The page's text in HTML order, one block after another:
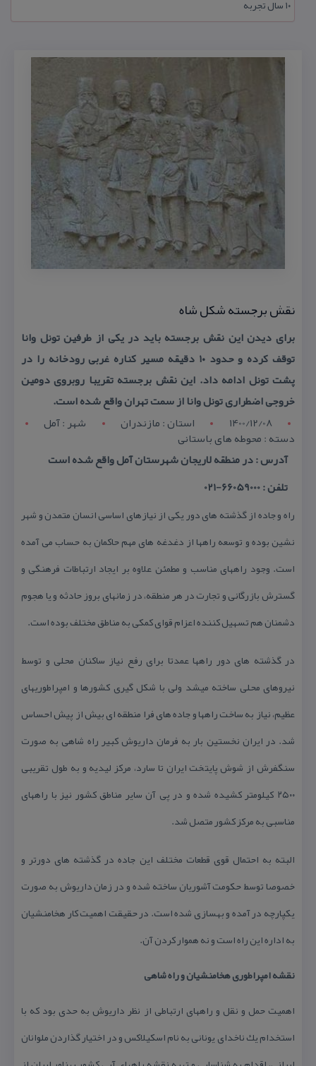
۱۰ سال تجربه
نقش برجسته شكل شاه
برای دیدن این نقش برجسته باید در یكی از طرفین تونل وانا
توقف كرده و حدود ۱۰ دقیقه مسیر كناره غربی رودخانه را در
پشت تونل ادامه داد. این نقش برجسته تقریبا روبروی دومین
خروجی اضطراری تونل وانا از سمت تهران واقع شده است.
1400/12/08
استان : مازندران شهر : آمل
دسته : محوطه های باستانی
آدرس : در منطقه لاریجان شهرستان آمل واقع شده است
تلفن : 66059000-021
راه و جاده از گذشته های دور یكی از نیازهای اساسی انسان متمدن و شهر
نشین بوده و توسعه راهها از دغدغه های مهم حاكمان به حساب می آمده
است. وجود راههای مناسب و مطمئن علاوه بر ایجاد ارتباطات فرهنگی و
گسترش بازرگانی و تجارت در هر منطقه، در زمانهای بروز حادثه و یا هجوم
دشمنان هم تسهیل كننده اعزام قوای كمكی به مناطق مختلف بوده است.
در گذشته های دور راهها عمدتا برای رفع نیاز ساكنان محلی و توسط
نیروهای محلی ساخته میشد ولی با شكل گیری كشورها و امپراطوریهای
عظیم، نیاز به ساخت راهها و جاده های فرا منطقه ای بیش از پیش احساس
شد. در ایران نخستین بار به فرمان داریوش كبیر راه شاهی به صورت
سنگفرش از شوش پایتخت ایران تا سارد، مركز لیدیه و به طول تقریبی
۲۵۰۰ كیلومتر كشیده شده و در پی آن سایر مناطق كشور نیز با راههای
مناسبی به مركز كشور متصل شد.
البته به احتمال قوی قطعات مختلف این جاده در گذشته های دورتر و
خصوصا توسط حكومت آشوریان ساخته شده و در زمان داریوش به صورت
یكپارچه در آمده و بهسازی شده است. در حقیقت اهمیت كار هخامنشیان
به اداره این راه است و نه هموار كردن آن.
نقشه امپراطوری هخامنشیان و راه شاهی
اهمیت حمل و نقل و راههای ارتباطی از نظر داریوش به حدی بود كه با
استخدام یك ناخدای یونانی به نام اسكیلاكس و در اختیار گذاردن ملوانان